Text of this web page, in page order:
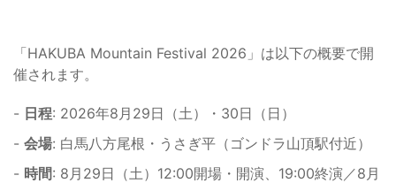
「HAKUBA Mountain Festival 2026」は以下の概要で開
催されます。
- 日程: 2026年8月29日（土）・30日（日）
- 会場: 白馬八方尾根・うさぎ平（ゴンドラ山頂駅付近）
- 時間: 8月29日（土）12:00開場・開演、19:00終演／8月